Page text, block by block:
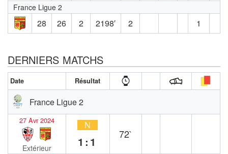
France Ligue 2
28 26 2 2198′ 2 1
DERNIERS MATCHS
Date Résultat
France Ligue 2
27 Avr 2024
Extérieur
N
1:1
72`